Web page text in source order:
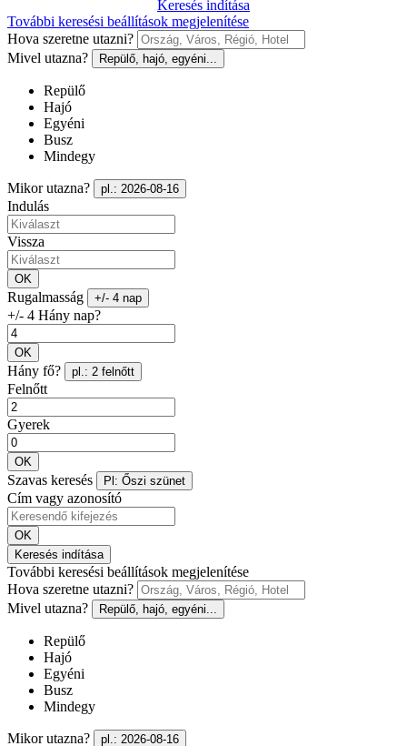
Keresés indítása
További keresési beállítások megjelenítése
Hova szeretne utazni?
Mivel utazna?
Repülő, hajó, egyéni...
Repülő
Hajó
Egyéni
Busz
Mindegy
Mikor utazna? pl.: 2026-08-16
Indulás
Vissza
OK
Rugalmasság +/- 4 nap
+/- 4 Hány nap?
OK
Hány fő? pl.: 2 felnőtt
Felnőtt
Gyerek
OK
Szavas keresés Pl: Őszi szünet
Cím vagy azonosító
OK
Keresés indítása
További keresési beállítások megjelenítése
Hova szeretne utazni?
Mivel utazna?
Repülő, hajó, egyéni...
Repülő
Hajó
Egyéni
Busz
Mindegy
Mikor utazna? pl.: 2026-08-16